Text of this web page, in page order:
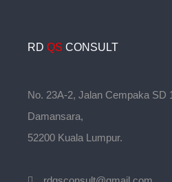
RD QS CONSULT
No. 23A-2, Jalan Cempaka SD
Damansara,
52200 Kuala Lumpur.